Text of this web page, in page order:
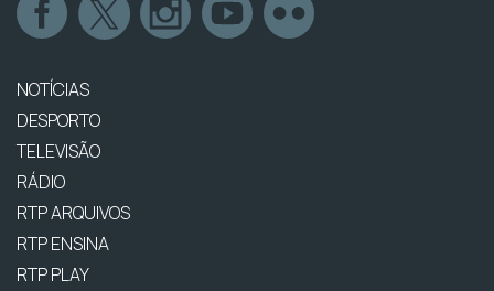
NOTÍCIAS
DESPORTO
TELEVISÃO
RÁDIO
RTP ARQUIVOS
RTP ENSINA
RTP PLAY